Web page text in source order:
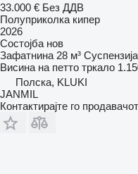
33.000 € Без ДДВ
Полуприколка кипер
2026
Состојба нов
Зафатнина 28 м³ Суспензија
Висина на петто тркало
Полска, KLUKI
JANMIL
Контактирајте го продавачот